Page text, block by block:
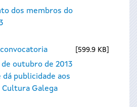
dos membros do
599.9 KB
outubro de 2013
dá publicidade aos
Cultura Galega